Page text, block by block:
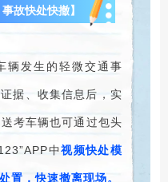
故快处快撤】
辆发生的轻微交通事
据、收集信息后，实
考车辆也可通过包头
中视频快处模
置，快速撤离现场。